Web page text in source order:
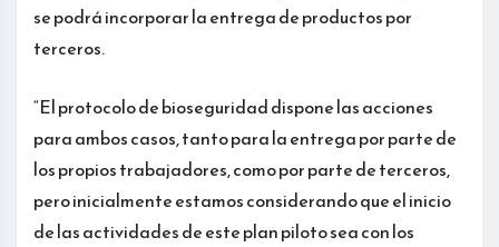
se podrá incorporar la entrega de productos por
terceros.
“El protocolo de bioseguridad dispone las acciones
para ambos casos, tanto para la entrega por parte de
los propios trabajadores, como por parte de terceros,
pero inicialmente estamos considerando que el inicio
de las actividades de este plan piloto sea con los